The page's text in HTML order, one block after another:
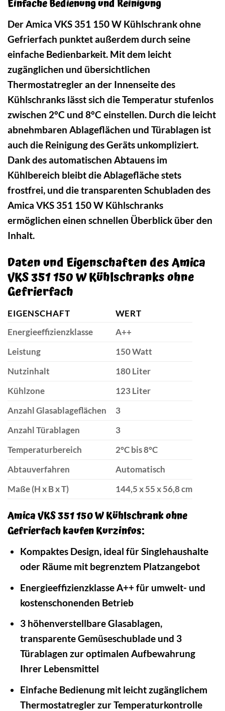
Einfache Bedienung und Reinigung
Der Amica VKS 351 150 W Kühlschrank ohne
Gefrierfach punktet außerdem durch seine
einfache Bedienbarkeit. Mit dem leicht
zugänglichen und übersichtlichen
Thermostatregler an der Innenseite des
Kühlschranks lässt sich die Temperatur stufenlos
zwischen 2°C und 8°C einstellen. Durch die leicht
abnehmbaren Ablageflächen und Türablagen ist
auch die Reinigung des Geräts unkompliziert.
Dank des automatischen Abtauens im
Kühlbereich bleibt die Ablagefläche stets
frostfrei, und die transparenten Schubladen des
Amica VKS 351 150 W Kühlschranks
ermöglichen einen schnellen Überblick über den
Inhalt.
Daten und Eigenschaften des Amica
VKS 351 150 W Kühlschranks ohne
Gefrierfach
EIGENSCHAFT
WERT
Energieeffizienzklasse
A++
Leistung
150 Watt
Nutzinhalt
180 Liter
Kühlzone
123 Liter
Anzahl Glasablageflächen
3
Anzahl Türablagen
3
Temperaturbereich
2°C bis 8°C
Abtauverfahren
Automatisch
Maße (H x B x T)
144,5 x 55 x 56,8 cm
Amica VKS 351 150 W Kühlschrank ohne
Gefrierfach kaufen Kurzinfos:
Kompaktes Design, ideal für Singlehaushalte
oder Räume mit begrenztem Platzangebot
Energieeffizienzklasse A++ für umwelt- und
kostenschonenden Betrieb
3 höhenverstellbare Glasablagen,
transparente Gemüseschublade und 3
Türablagen zur optimalen Aufbewahrung
Ihrer Lebensmittel
Einfache Bedienung mit leicht zugänglichem
Thermostatregler zur Temperaturkontrolle